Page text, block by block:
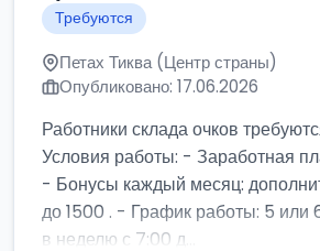
Требуются
Петах Тиква (Центр страны)
Опубликовано: 17.06.2026
Работники склада очков
Условия работы: - Заработная
- Бонусы каждый месяц:
до 1500 . - График работы: 5 или
в неделю с 7:00 д...